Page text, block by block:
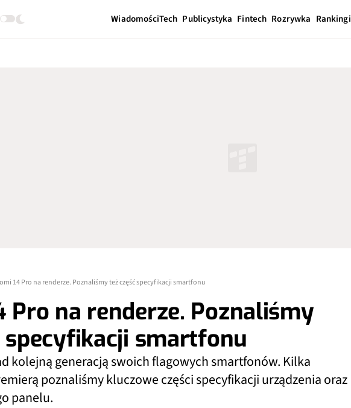
WiadomościTech Publicystyka Fintech Rozrywka Rankingi
14 Pro na renderze. Poznaliśmy też część specyfikacji smartfonu
Pro na renderze. Poznaliśmy
specyfikacji smartfonu
kolejną generacją swoich flagowych smartfonów. Kilka
poznaliśmy kluczowe części specyfikacji urządzenia oraz
panelu.